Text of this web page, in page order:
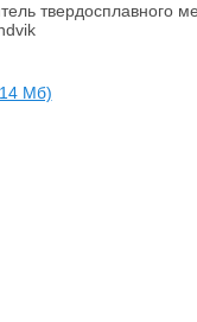
твердосплавного
Мб)